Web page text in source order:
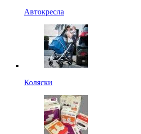
Автокресла
Коляски